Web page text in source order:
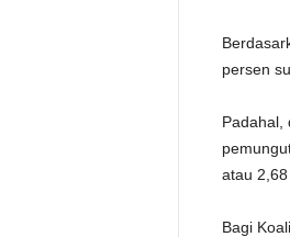
persen
Padahal,
atau 2,68
Bagi